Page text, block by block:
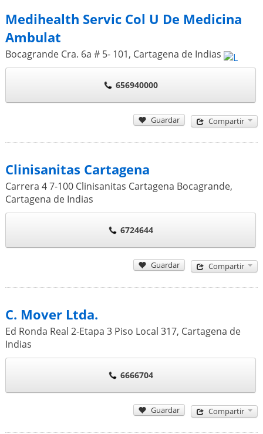
Medihealth Servic Col U De Medicina
Ambulat
Bocagrande Cra. 6a # 5- 101, Cartagena de Indias
656940000
Guardar Compartir
Clinisanitas Cartagena
Carrera 4 7-100 Clinisanitas Cartagena Bocagrande,
Cartagena de Indias
6724644
Guardar Compartir
C. Mover Ltda.
Ed Ronda Real 2-Etapa 3 Piso Local 317, Cartagena de
Indias
6666704
Guardar Compartir